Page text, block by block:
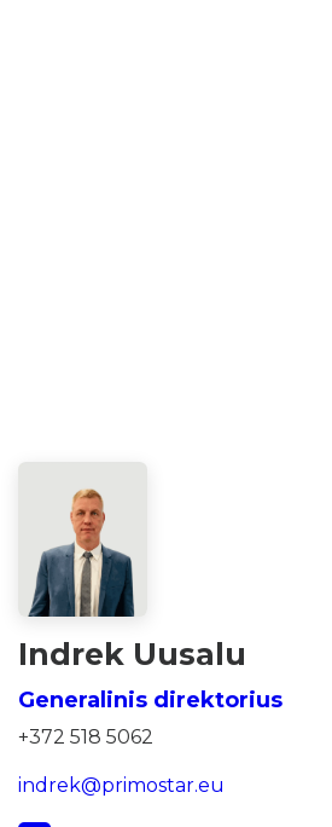
Indrek Uusalu
Generalinis direktorius
+372 518 5062
indrek@primostar.eu